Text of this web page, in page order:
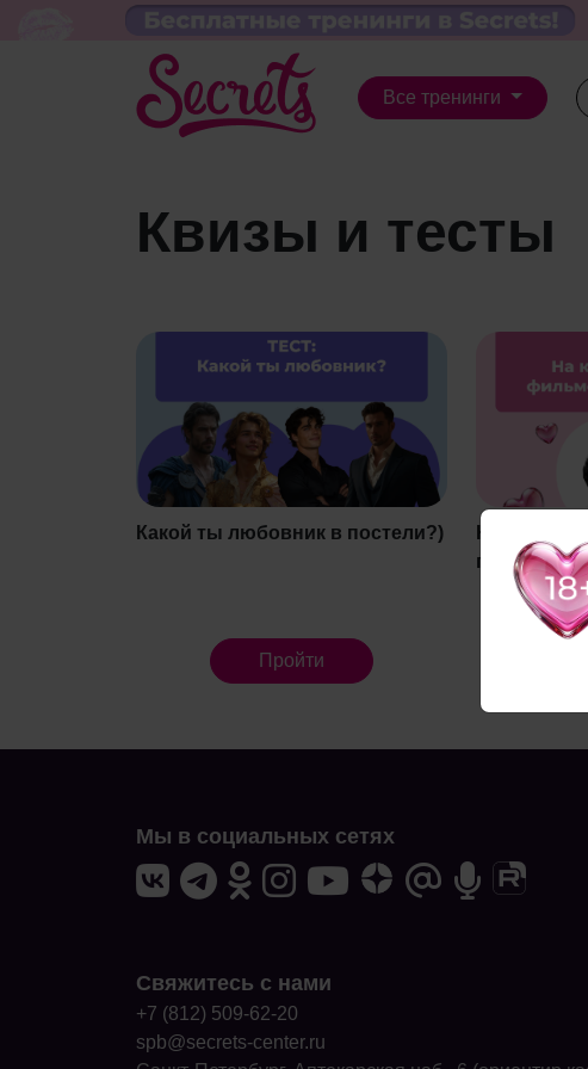
Все тренинги
Квизы и тесты
Какой ты любовник в постели?)
Пройти
На какую
похожи?
Мы в социальных сетях
Свяжитесь с нами
+7 (812) 509-62-20
spb@secrets-center.ru